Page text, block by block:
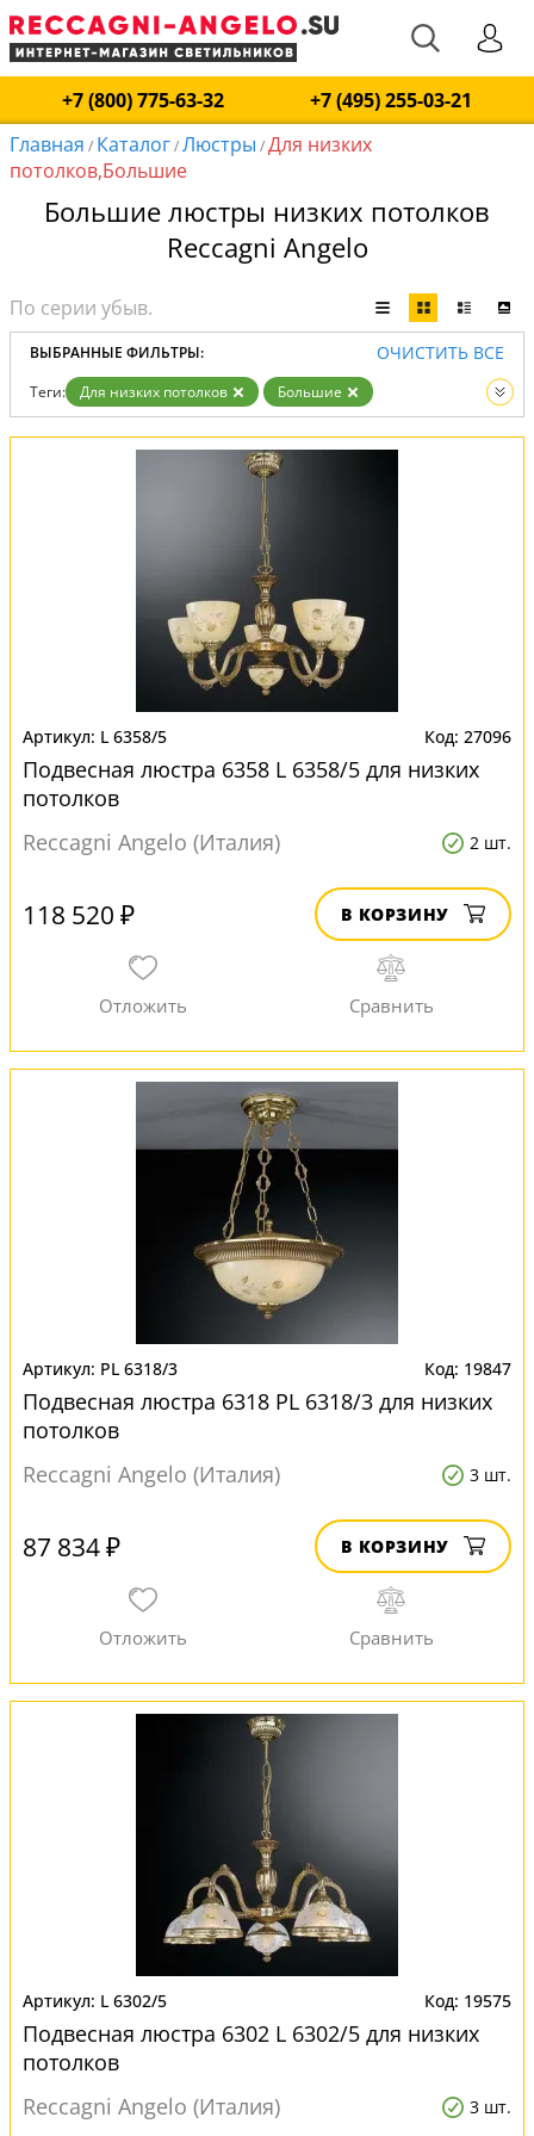
+7 (800) 775-63-32
+7 (495) 255-03-21
Главная / Каталог/Люстры /Для низких
потолков,Большие
Большие люстры низких потолков
Reccagni Angelo
ВЫБРАННЫЕ ФИЛЬТРЫ: ОЧИСТИТЬ ВСЕ
Теги: Для низких потолков
Большие
Вид:
Люстры
L 6358/5 27096
Подвесная люстра 6358 L 6358/5 для низких
потолков
Reccagni Angelo (Италия)
2 шт.
118 520 ₽ В КОРЗИНУ
PL 6318/3 19847
Подвесная люстра 6318 PL 6318/3 для низких
потолков
Reccagni Angelo (Италия)
3 шт.
87 834 ₽ В КОРЗИНУ
L 6302/5 19575
Подвесная люстра 6302 L 6302/5 для низких
потолков
Reccagni Angelo (Италия)
3 шт.